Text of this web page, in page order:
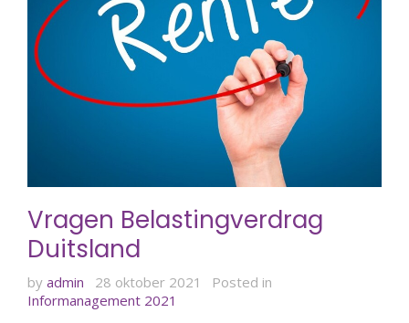
Vragen Belastingverdrag
Duitsland
by admin 28 oktober 2021
Posted in
Informanagement 2021